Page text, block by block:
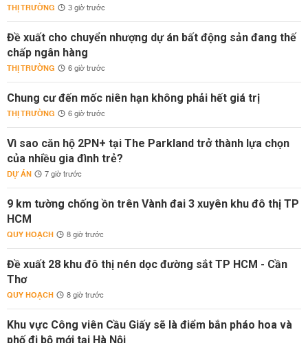
THỊ TRƯỜNG 3 giờ trước
Đề xuất cho chuyển nhượng dự án bất động sản đang thế
chấp ngân hàng
THỊ TRƯỜNG 6 giờ trước
Chung cư đến mốc niên hạn không phải hết giá trị
THỊ TRƯỜNG 6 giờ trước
Vì sao căn hộ 2PN+ tại The Parkland trở thành lựa chọn
của nhiều gia đình trẻ?
DỰ ÁN 7 giờ trước
9 km tường chống ồn trên Vành đai 3 xuyên khu đô thị TP
HCM
QUY HOẠCH 8 giờ trước
Đề xuất 28 khu đô thị nén dọc đường sắt TP HCM - Cần
Thơ
QUY HOẠCH 8 giờ trước
Khu vực Công viên Cầu Giấy sẽ là điểm bắn pháo hoa và
phố đi bộ mới tại Hà Nội